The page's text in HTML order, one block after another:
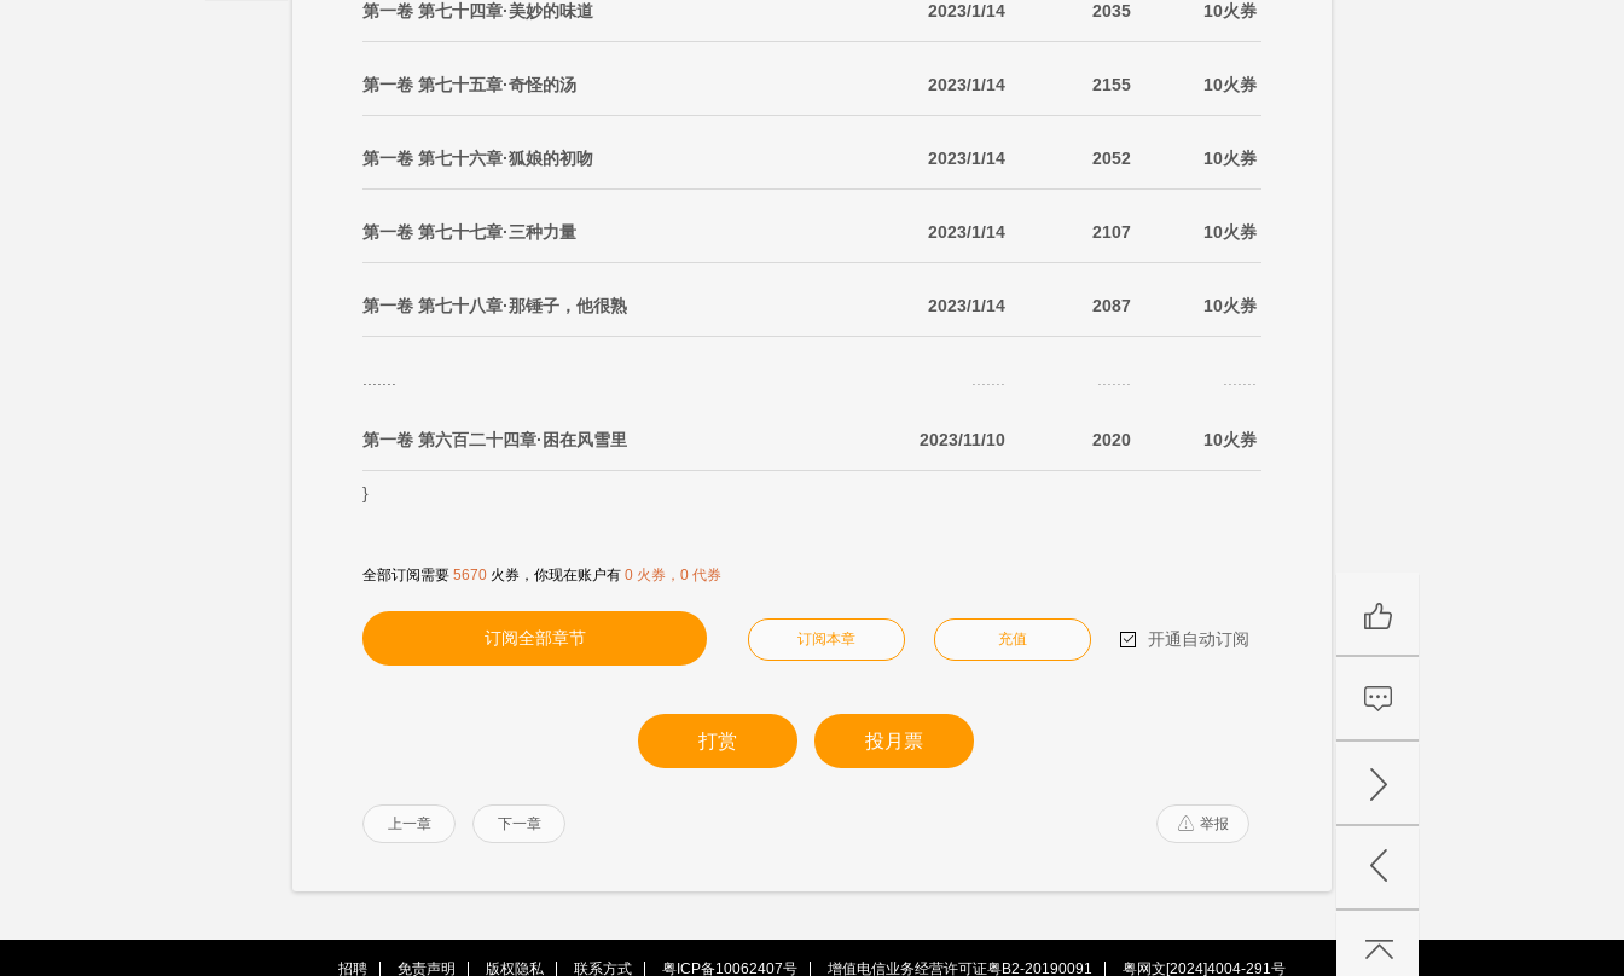
第一卷 第七十四章·美妙的味道 2023/1/14 2035 10火券
第一卷 第七十五章·奇怪的汤 2023/1/14 2155 10火券
第一卷 第七十六章·狐娘的初吻 2023/1/14 2052 10火券
第一卷 第七十七章·三种力量 2023/1/14 2107 10火券
第一卷 第七十八章·那锤子，他很熟 2023/1/14 2087 10火券
第一卷 第六百二十四章·困在风雪里 2023/11/10 2020 10火券
}
全部订阅需要 5670 火券，你现在账户有 0 火券，0 代券
订阅全部章节 订阅本章 充值  开通自动订阅
打赏 投月票
上一章 下一章  举报
招聘 免责声明 版权隐私 联系方式 粤ICP备10062407号 增值电信业务经营许可证粤B2-20190091 粤网文[2024]4004-291号